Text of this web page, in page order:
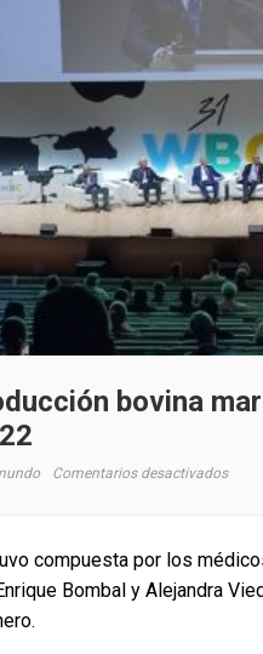
bovina
Comentarios desactivadosen
compuesta por los
Bombal y Alejandra